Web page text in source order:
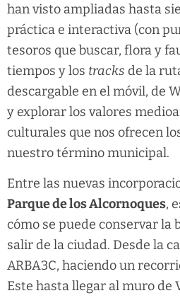
han visto ampliadas hasta
práctica e interactiva (con
tesoros que buscar, flora y
tiempos y los tracks de la
descargable en el móvil, de
y explorar los valores
culturales que nos ofrecen
nuestro término municipal.
Entre las nuevas
Parque de los Alcornoques,
cómo se puede conservar la
salir de la ciudad. Desde la
ARBA3C, haciendo un
Este hasta llegar al muro de